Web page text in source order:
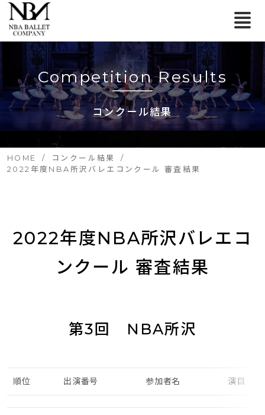
Competition Results
コンクール結果
HOME
コンクール結果
2022年度NBA所沢バレエコンクール 審査結果
2022年度NBA所沢バレエコ
ンクール 審査結果
第3回 NBA所沢
順位 出演番号 参加者名 演目